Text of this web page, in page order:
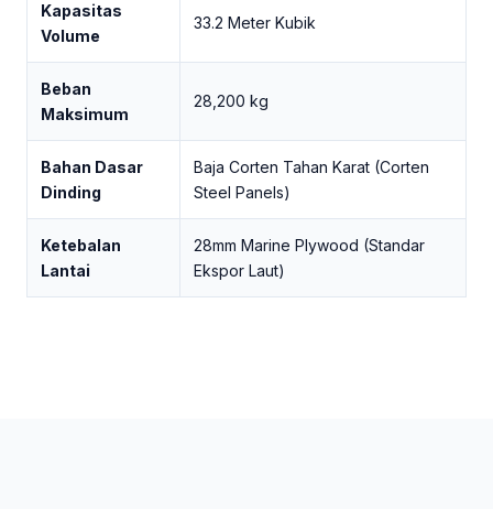
Kapasitas
Volume
33.2 Meter Kubik
Beban
Maksimum
28,200 kg
Bahan Dasar
Dinding
Baja Corten Tahan Karat (Corten
Steel Panels)
Ketebalan
Lantai
28mm Marine Plywood (Standar
Ekspor Laut)